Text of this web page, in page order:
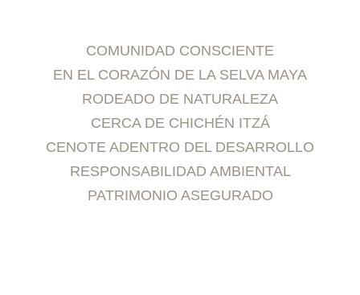
COMUNIDAD CONSCIENTE
EN EL CORAZÓN DE LA SELVA MAYA
RODEADO DE NATURALEZA
CERCA DE CHICHÉN ITZÁ
CENOTE ADENTRO DEL DESARROLLO
RESPONSABILIDAD AMBIENTAL
PATRIMONIO ASEGURADO